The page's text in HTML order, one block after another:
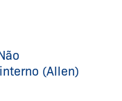
(Allen)